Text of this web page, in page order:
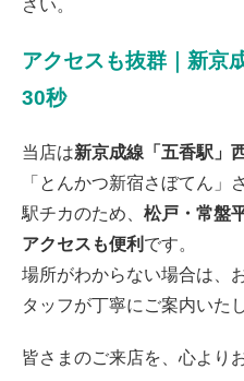
松戸市よりお越しのお客様の
2026/07/01
松戸市よりお越しのお客様の
た！ありがとうございました！
2026/07/01
した！ありがとうございました！
2026/06/30
松戸市よりお越しのお客様の
た！ありがとうございました！
2026/06/30
松戸市よりお越しのお客様の
2026/06/30
松戸市よりお越しのお客様の
りがとうございました！
鎌ヶ谷市よりお越しのお客様の
グをさせて頂きました！ありがとう
さい。
アクセスも抜群｜新京
30秒
当店は新京成線「五香駅」
「とんかつ新宿さぼてん」
駅チカのため、 松戸・常盤
アクセスも便利 です。
場所がわからない場合は、
タッフが丁寧にご案内いた
皆さまのご来店を、心より